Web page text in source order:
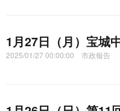
1月27日（月）宝城
2025/01/27 00:00:00 市政報告